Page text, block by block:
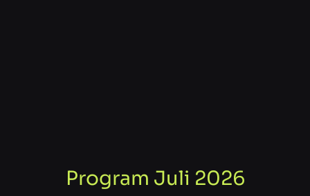
Program Juli 2026